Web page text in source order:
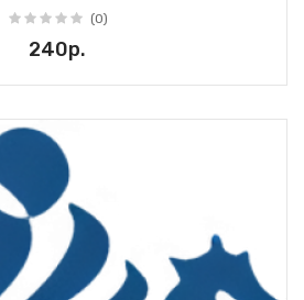
(0)
240р.